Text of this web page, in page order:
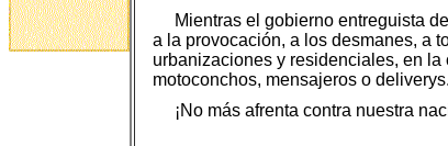
Mientras el gobierno entreguista
a la provocación, a los desmanes, a
urbanizaciones y residenciales, en
motoconchos, mensajeros o
¡No más afrenta contra nuestra